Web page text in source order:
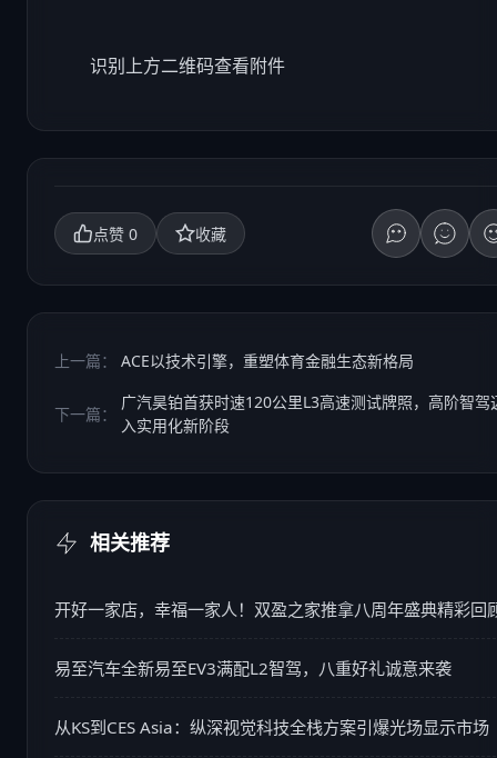
识别上方二维码查看附件
点赞 0 收藏
上一篇： ACE以技术引擎，重塑体育金融生态新格局
下一篇：
广汽昊铂首获时速120公里L3高速测试牌照，高阶智驾
入实用化新阶段
相关推荐
开好一家店，幸福一家人！双盈之家推拿八周年盛典精彩回
易至汽车全新易至EV3满配L2智驾，八重好礼诚意来袭
从KS到CES Asia：纵深视觉科技全栈方案引爆光场显示市场